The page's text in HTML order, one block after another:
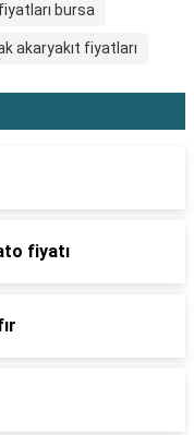
bursa
akaryakıt fiyatları
fiyatı